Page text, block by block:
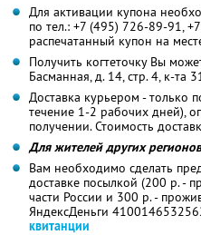
Для активации купона
по тел.: +7 (495) 726-89-91,
распечатанный купон на
Получить когтеточку Вы
Басманная, д. 14, стр. 4, к-та
Доставка курьером - только
течение 1-2 рабочих дней),
получении. Стоимость
Для жителей других
Вам необходимо сделать
доставке посылкой (200 р. -
части России и 300 р. -
ЯндексДеньги
квитанции